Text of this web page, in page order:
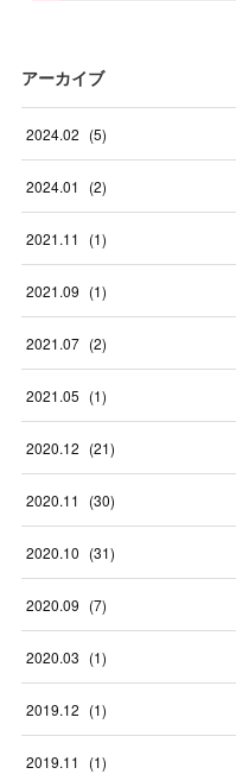
アーカイブ
2024.02 (5)
2024.01 (2)
2021.11 (1)
2021.09 (1)
2021.07 (2)
2021.05 (1)
2020.12 (21)
2020.11 (30)
2020.10 (31)
2020.09 (7)
2020.03 (1)
2019.12 (1)
2019.11 (1)